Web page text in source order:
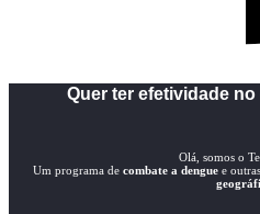
Quer ter efetividade
Olá, somos o
Um programa de combate a dengue e